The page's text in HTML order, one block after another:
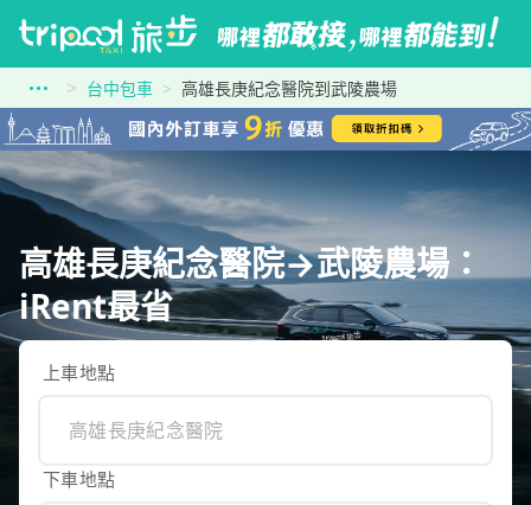
台中包車 高雄長庚紀念醫院到武陵農場
高雄長庚紀念醫院→武陵農場：
iRent最省
上車地點
下車地點